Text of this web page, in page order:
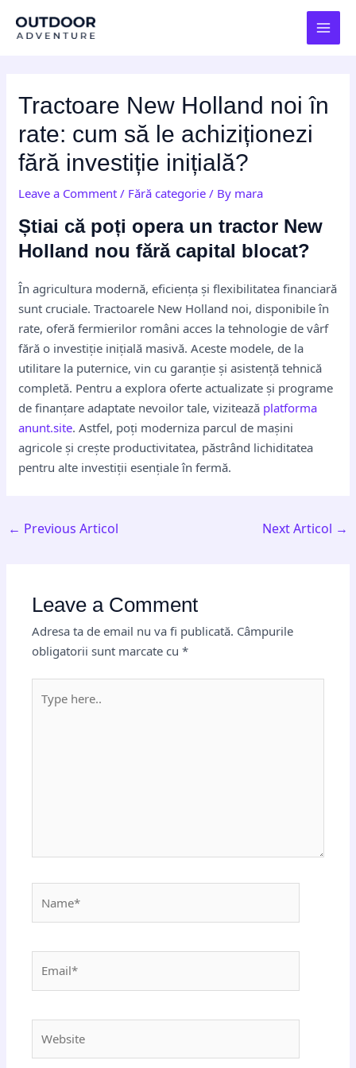
Tractoare New Holland noi în
rate: cum să le achiziționezi
fără investiție inițială?
Leave a Comment / Fără categorie / By mara
Știai că poți opera un tractor New
Holland nou fără capital blocat?
În agricultura modernă, eficiența și flexibilitatea financiară
sunt cruciale. Tractoarele New Holland noi, disponibile în
rate, oferă fermierilor români acces la tehnologie de vârf
fără o investiție inițială masivă. Aceste modele, de la
utilitare la puternice, vin cu garanție și asistență tehnică
completă. Pentru a explora oferte actualizate și programe
de finanțare adaptate nevoilor tale, vizitează platforma
anunt.site. Astfel, poți moderniza parcul de mașini
agricole și crește productivitatea, păstrând lichiditatea
pentru alte investiții esențiale în fermă.
navigation
← Previous Articol Next Articol →
Leave a Comment
Adresa ta de email nu va fi publicată. Câmpurile
obligatorii sunt marcate cu*
here..